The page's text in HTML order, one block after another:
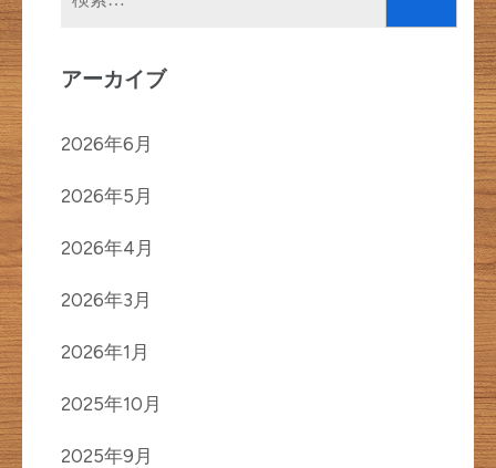
アーカイブ
2026年6月
2026年5月
2026年4月
2026年3月
2026年1月
2025年10月
2025年9月